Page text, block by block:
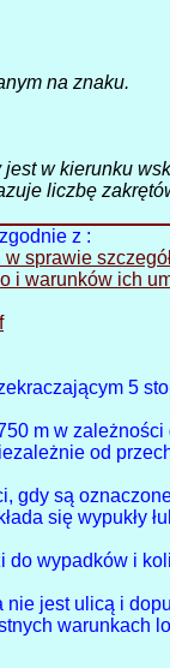
na znaku.
w kierunku
liczbę
z :
sprawie
warunków ich
5
m w
od
są
się wypukły
do wypadków i
jest ulicą i
warunkach